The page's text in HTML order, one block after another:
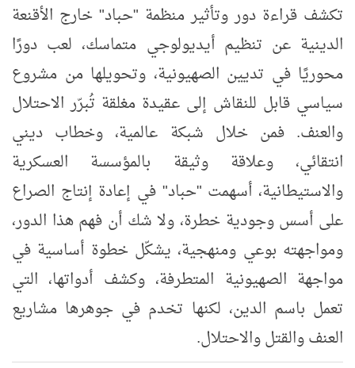
تكشف قراءة دور وتأثير منظمة "حباد" خارج الأقنعة
الدينية عن تنظيم أيديولوجي متماسك، لعب دورًا
محوريًا في تديين الصهيونية، وتحويلها من مشروع
سياسي قابل للنقاش إلى عقيدة مغلقة تُبرّر الاحتلال
والعنف. فمن خلال شبكة عالمية، وخطاب ديني
انتقائي، وعلاقة وثيقة بالمؤسسة العسكرية
والاستيطانية، أسهمت "حباد" في إعادة إنتاج الصراع
على أسس وجودية خطرة، ولا شك أن فهم هذا الدور،
ومواجهته بوعي ومنهجية، يشكّل خطوة أساسية في
مواجهة الصهيونية المتطرفة، وكشف أدواتها، التي
تعمل باسم الدين، لكنها تخدم في جوهرها مشاريع
العنف والقتل والاحتلال.